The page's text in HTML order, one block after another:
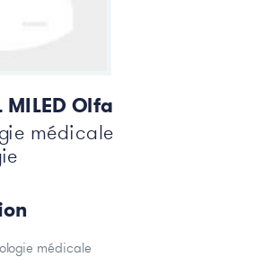
MILED Olfa
médicale
médicale